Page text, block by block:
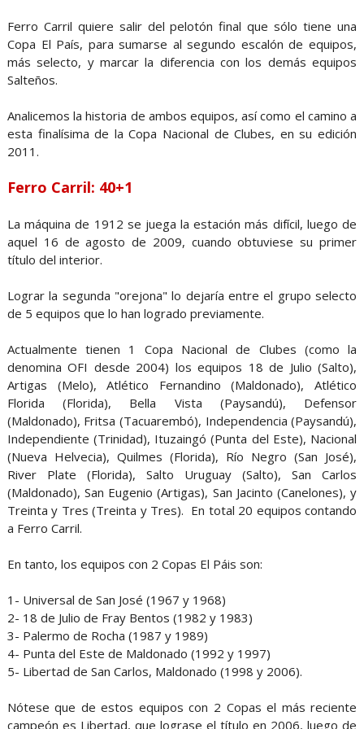
Ferro Carril quiere salir del pelotón final que sólo tiene una
Copa El País, para sumarse al segundo escalón de equipos,
más selecto, y marcar la diferencia con los demás equipos
Salteños.
Analicemos la historia de ambos equipos, así como el camino a
esta finalísima de la Copa Nacional de Clubes, en su edición
2011.
Ferro Carril: 40+1
La máquina de 1912 se juega la estación más difícil, luego de
aquel 16 de agosto de 2009, cuando obtuviese su primer
título del interior.
Lograr la segunda "orejona" lo dejaría entre el grupo selecto
de 5 equipos que lo han logrado previamente.
Actualmente tienen 1 Copa Nacional de Clubes (como la
denomina OFI desde 2004) los equipos 18 de Julio (Salto),
Artigas (Melo), Atlético Fernandino (Maldonado), Atlético
Florida (Florida), Bella Vista (Paysandú), Defensor
(Maldonado), Fritsa (Tacuarembó), Independencia (Paysandú),
Independiente (Trinidad), Ituzaingó (Punta del Este), Nacional
(Nueva Helvecia), Quilmes (Florida), Río Negro (San José),
River Plate (Florida), Salto Uruguay (Salto), San Carlos
(Maldonado), San Eugenio (Artigas), San Jacinto (Canelones), y
Treinta y Tres (Treinta y Tres). En total 20 equipos contando
a Ferro Carril.
En tanto, los equipos con 2 Copas El Páis son:
1- Universal de San José (1967 y 1968)
2- 18 de Julio de Fray Bentos (1982 y 1983)
3- Palermo de Rocha (1987 y 1989)
4- Punta del Este de Maldonado (1992 y 1997)
5- Libertad de San Carlos, Maldonado (1998 y 2006).
Nótese que de estos equipos con 2 Copas el más reciente
campeón es Libertad, que lograse el título en 2006, luego de